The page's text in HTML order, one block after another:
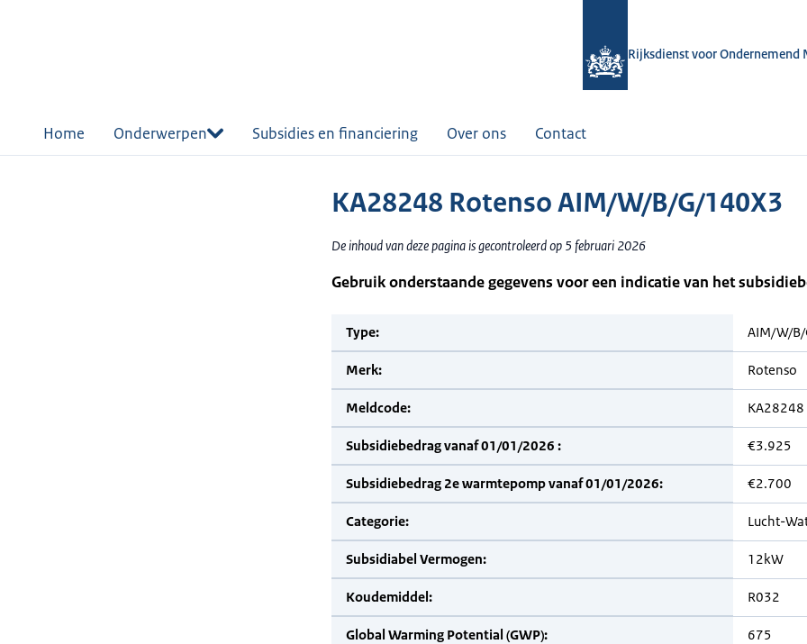
Rijksdienst voor Ondernemend
Home Onderwerpen Subsidies en financiering Over ons Contact
KA28248 Rotenso AIM/W/B/G/140X3
De inhoud van deze pagina is gecontroleerd op 5 februari 2026
Gebruik onderstaande gegevens voor een indicatie van het
Type: AIM/W/
Merk: Rotenso
Meldcode: KA28248
Subsidiebedrag vanaf 01/01/2026 : €3.925
Subsidiebedrag 2e warmtepomp vanaf 01/01/2026: €2.700
Categorie: Lucht-
Subsidiabel Vermogen: 12kW
Koudemiddel: R032
Global Warming Potential (GWP): 675